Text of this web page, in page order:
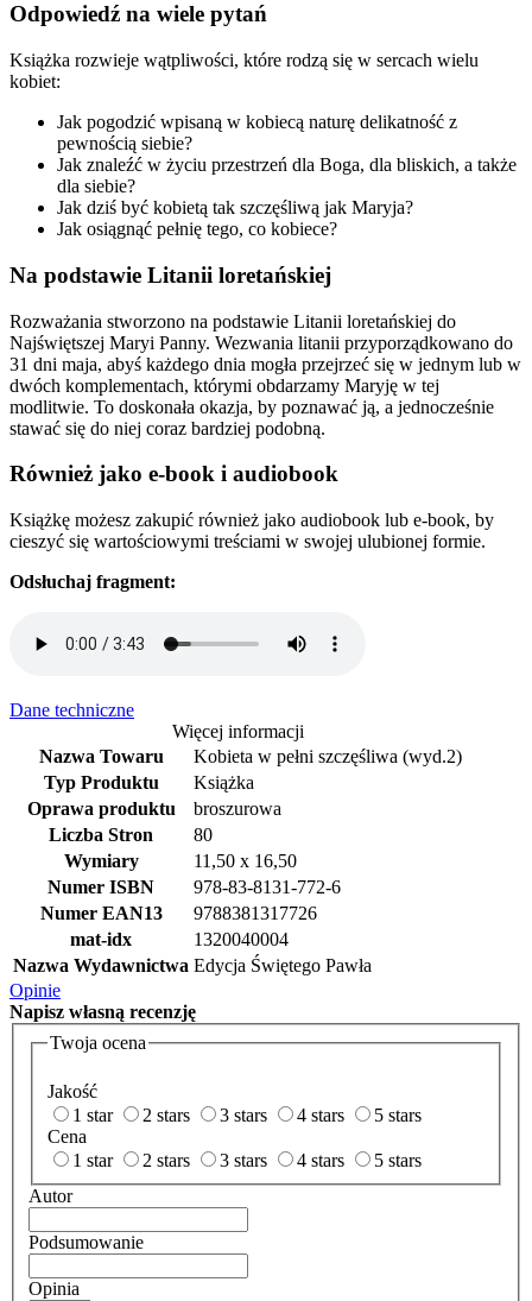
Odpowiedź na wiele pytań
Książka rozwieje wątpliwości, które rodzą się w sercach wielu
kobiet:
Jak pogodzić wpisaną w kobiecą naturę delikatność z
pewnością siebie?
Jak znaleźć w życiu przestrzeń dla Boga, dla bliskich, a także
dla siebie?
Jak dziś być kobietą tak szczęśliwą jak Maryja?
Jak osiągnąć pełnię tego, co kobiece?
Na podstawie Litanii loretańskiej
Rozważania stworzono na podstawie Litanii loretańskiej do
Najświętszej Maryi Panny. Wezwania litanii przyporządkowano do
31 dni maja, abyś każdego dnia mogła przejrzeć się w jednym lub w
dwóch komplementach, którymi obdarzamy Maryję w tej
modlitwie. To doskonała okazja, by poznawać ją, a jednocześnie
stawać się do niej coraz bardziej podobną.
Również jako e-book i audiobook
Książkę możesz zakupić również jako audiobook lub e-book, by
cieszyć się wartościowymi treściami w swojej ulubionej formie.
Odsłuchaj fragment:
Dane techniczne
Więcej informacji
Nazwa Towaru
Kobieta w pełni szczęśliwa (wyd.2)
Typ Produktu
Książka
Oprawa produktu
broszurowa
Liczba Stron
80
Wymiary
11,50 x 16,50
Numer ISBN
978-83-8131-772-6
Numer EAN13
9788381317726
mat-idx
1320040004
Nazwa Wydawnictwa Edycja Świętego Pawła
Opinie
Napisz własną recenzję
Twoja ocena
Jakość
1 star
2 stars 3 stars 4 stars
5 stars
Cena
1 star
2 stars 3 stars 4 stars
5 stars
Autor
Podsumowanie
Opinia